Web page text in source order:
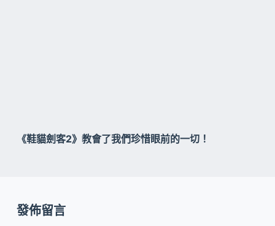
《鞋貓劍客2》教會了我們珍惜眼前的一切！
發佈留言